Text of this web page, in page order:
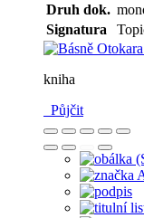
Druh dok.
Signatura
kniha
Půjčit